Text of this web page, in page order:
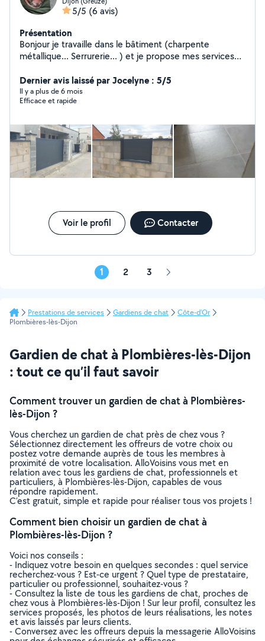
5/5 (6 avis)
Présentation
Bonjour je travaille dans le bâtiment (charpente
métallique... Serrurerie... ) et je propose mes services
Dernier avis laissé par Jocelyne : 5/5
Il y a plus de 6 mois
Efficace et rapide
Voir le profil Contacter
1 2 3 Page
Prestations de services Gardiens de chat
Côte-d'Or
Plombières-lès-Dijon
Gardien de chat à Plombières-lès-Dijon
: tout ce qu’il faut savoir
Comment trouver un gardien de chat à Plombières-
lès-Dijon ?
Vous cherchez un gardien de chat près de chez vous ?
Sélectionnez directement les offreurs de votre choix ou
postez votre demande auprès de tous les membres à
proximité de votre localisation. AlloVoisins vous met en
relation avec tous les gardiens de chat, professionnels et
particuliers, à Plombières-lès-Dijon, capables de vous
répondre rapidement.
C’est gratuit, simple et rapide pour réaliser tous vos projets !
Comment bien choisir un gardien de chat à
Plombières-lès-Dijon ?
Voici nos conseils :
- Indiquez votre besoin en quelques secondes : quel service
recherchez-vous ? Est-ce urgent ? Quel type de prestataire,
particulier ou professionnel, souhaitez-vous ?
- Consultez la liste de tous les gardiens de chat, proches de
chez vous à Plombières-lès-Dijon ! Sur leur profil, consultez les
services proposés, les photos de leurs réalisations, les notes
et avis laissés par leurs clients.
- Conversez avec les offreurs depuis la messagerie AlloVoisins